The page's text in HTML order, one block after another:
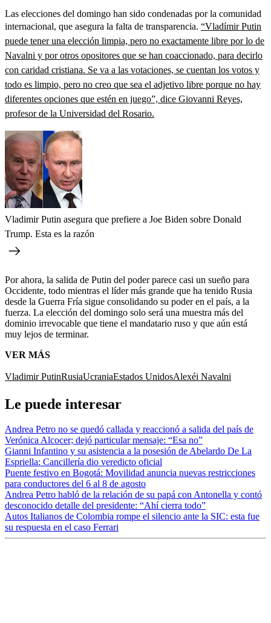
Las elecciones del domingo han sido condenadas por la comunidad
internacional, que asegura la falta de transparencia. “Vladímir Putin
puede tener una elección limpia, pero no exactamente libre por lo de
Navalni y por otros opositores que se han coaccionado, para decirlo
con caridad cristiana. Se va a las votaciones, se cuentan los votos y
todo es limpio, pero no creo que sea el adjetivo libre porque no hay
diferentes opciones que estén en juego”, dice Giovanni Reyes,
profesor de la Universidad del Rosario.
Vladimir Putin asegura que prefiere a Joe Biden sobre Donald
Trump. Esta es la razón
Por ahora, la salida de Putin del poder parece casi un sueño para
Occidente, todo mientras el líder más grande que ha tenido Rusia
desde la Guerra Fría sigue consolidando su poder en el país, a la
fuerza. La elección del domingo solo será una muestra más del
dominio irrevocable que tiene el mandatario ruso y que aún está
muy lejos de terminar.
VER MÁS
Vladimir PutinRusiaUcraniaEstados UnidosAlexéi Navalni
Le puede interesar
Andrea Petro no se quedó callada y reaccionó a salida del país de
Verónica Alcocer; dejó particular mensaje: “Esa no”
Gianni Infantino y su asistencia a la posesión de Abelardo De La
Espriella: Cancillería dio veredicto oficial
Puente festivo en Bogotá: Movilidad anuncia nuevas restricciones
para conductores del 6 al 8 de agosto
Andrea Petro habló de la relación de su papá con Antonella y contó
desconocido detalle del presidente: “Ahí cierra todo”
Autos Italianos de Colombia rompe el silencio ante la SIC: esta fue
su respuesta en el caso Ferrari